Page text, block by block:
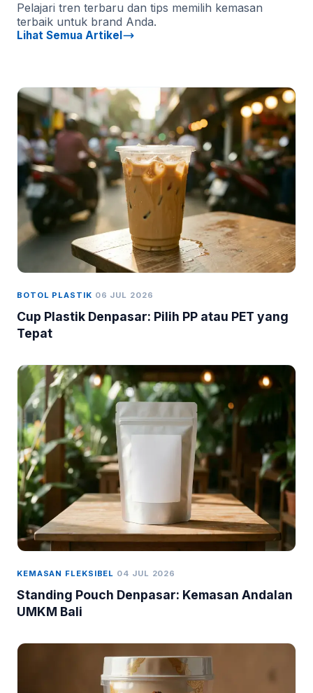
Pelajari tren terbaru dan tips memilih kemasan
terbaik untuk brand Anda.
Lihat Semua Artikel
BOTOL PLASTIK 06 JUL 2026
Cup Plastik Denpasar: Pilih PP atau PET yang
Tepat
KEMASAN FLEKSIBEL 04 JUL 2026
Standing Pouch Denpasar: Kemasan Andalan
UMKM Bali